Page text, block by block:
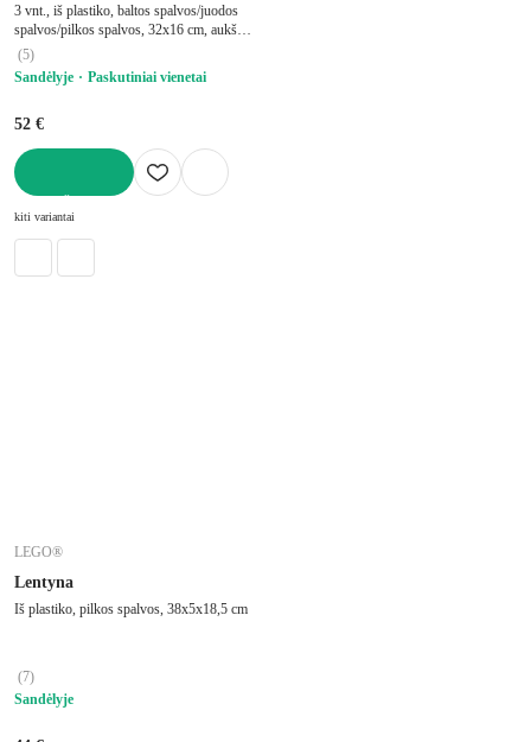
3 vnt., iš plastiko, baltos spalvos/juodos
spalvos/pilkos spalvos, 32x16 cm, aukštis
11 cm
(5)
Sandėlyje
Paskutiniai vienetai
52 €
kiti variantai
LEGO®
Lentyna
Iš plastiko, pilkos spalvos, 38x5x18,5 cm
(7)
Sandėlyje